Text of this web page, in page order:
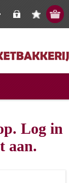
Log in
aan.